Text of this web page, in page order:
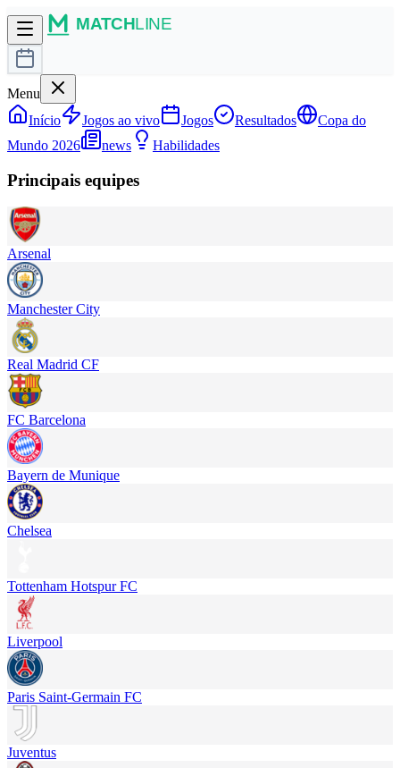
Menu
Início
Jogos ao vivo Jogos Resultados
Copa do
Mundo 2026
news Habilidades
Principais equipes
Arsenal
Manchester City
Real Madrid CF
FC Barcelona
Bayern de Munique
Chelsea
Tottenham Hotspur FC
Liverpool
Paris Saint-Germain FC
Juventus